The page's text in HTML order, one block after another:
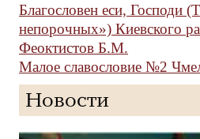
Благословен еси, Господи
непорочных») Киевского
Феоктистов Б.М.
Малое славословие №2
Новости